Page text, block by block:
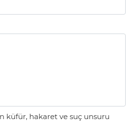
küfür, hakaret ve suç unsuru